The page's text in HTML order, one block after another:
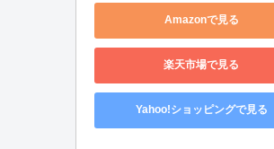
Amazonで見る
楽天市場で見る
Yahoo!ショッピングで見る